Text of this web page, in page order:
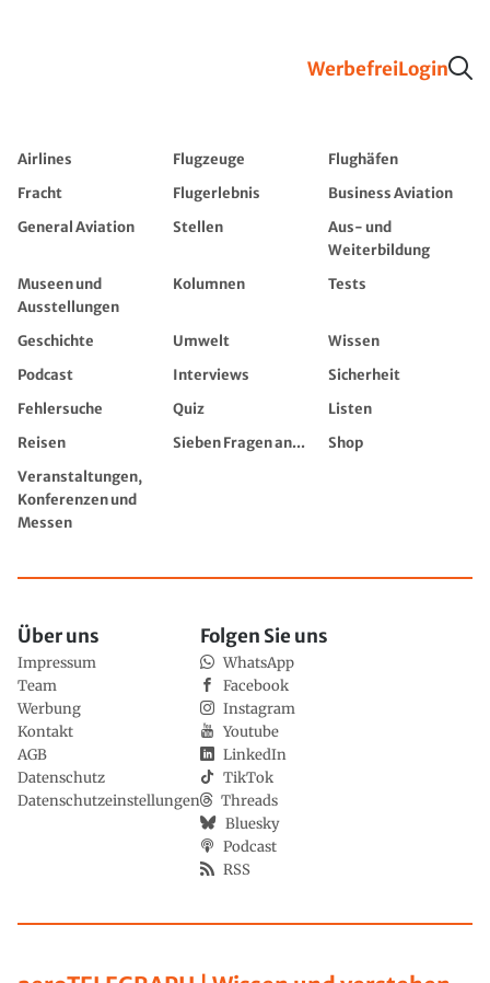
WerbefreiLogin
Airlines Flugzeuge
Flughäfen
Fracht
Flugerlebnis
Business Aviation
General Aviation
Stellen
Aus- und
Weiterbildung
Museen und
Ausstellungen
Kolumnen Tests
Geschichte Umwelt
Wissen
Podcast
Interviews
Sicherheit
Fehlersuche
Quiz
Listen
Reisen
Sieben Fragen an...
Shop
Veranstaltungen,
Konferenzen und
Messen
Über uns
Impressum
Team
Werbung
Kontakt
AGB
Datenschutz
Datenschutzeinstellungen
Folgen Sie uns
WhatsApp
Facebook
Instagram
Youtube
LinkedIn
TikTok
Threads
Bluesky
Podcast
RSS